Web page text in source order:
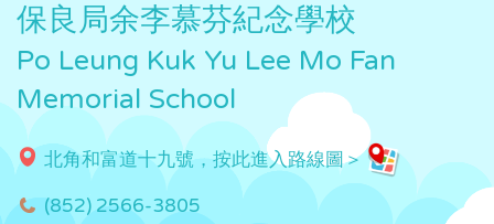
保良局余李慕芬紀念學校
Po Leung Kuk Yu Lee Mo Fan
Memorial School
北角和富道十九號，按此進入路線圖＞
(852) 2566-3805